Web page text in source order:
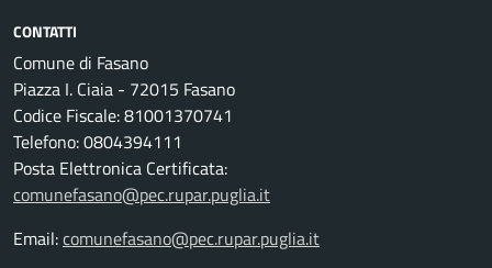
CONTATTI
Comune di Fasano
Piazza I. Ciaia - 72015 Fasano
Codice Fiscale: 81001370741
Telefono: 0804394111
Posta Elettronica Certificata:
comunefasano@pec.rupar.puglia.it
Email:comunefasano@pec.rupar.puglia.it